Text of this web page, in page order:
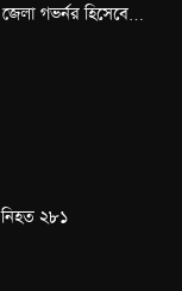
গভর্নর হিসেবে…
নিহত ২৮১